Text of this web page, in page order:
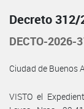
Decreto 312/
DECTO-2026-
Ciudad de Buenos
VISTO el